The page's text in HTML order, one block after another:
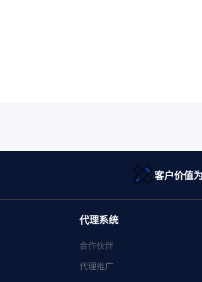
客户价值
代理系统
合作伙伴
代理推广